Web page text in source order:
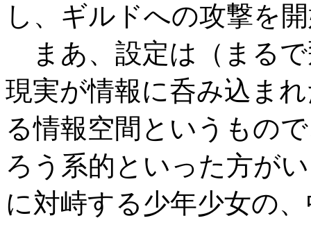
し、ギルドへの攻撃を
まあ、設定は（まる
現実が情報に呑み込ま
る情報空間というもの
ろう系的といった方が
に対峙する少年少女の